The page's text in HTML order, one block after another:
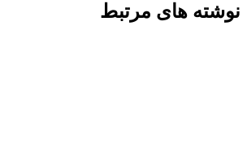
نوشته های مرتبط